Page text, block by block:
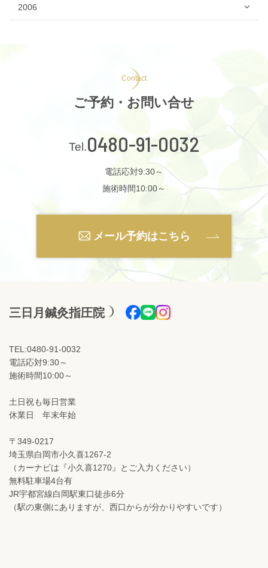
2006
Contact
ご予約・お問い合せ
0480-91-0032
電話応対9:30～
施術時間10:00～
メール予約はこちら
三日月鍼灸指圧院
TEL:0480-91-0032
電話応対9:30～
施術時間10:00～
土日祝も毎日営業
休業日 年末年始
〒349-0217
埼玉県白岡市小久喜1267-2
（カーナビは『小久喜1270』とご入力ください）
無料駐車場4台有
JR宇都宮線白岡駅東口徒歩6分
（駅の東側にありますが、西口からが分かりやすいです）